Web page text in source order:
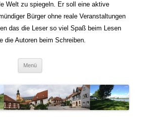
Welt zu spiegeln. Er soll eine aktive
Bürger ohne reale Veranstaltungen
das die Leser so viel Spaß beim Lesen
die Autoren beim Schreiben.
Menü